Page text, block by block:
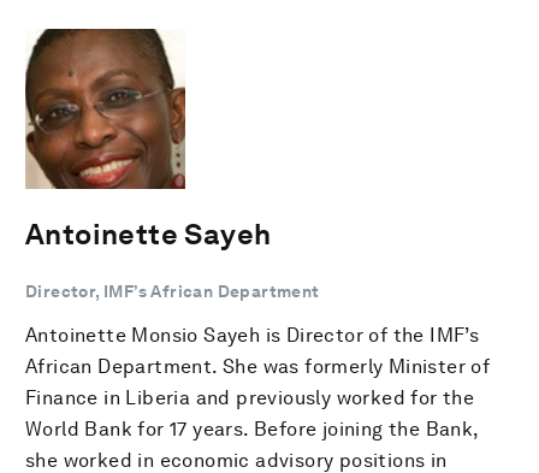
Antoinette Sayeh
Director, IMF’s African Department
Antoinette Monsio Sayeh is Director of the IMF’s
African Department. She was formerly Minister of
Finance in Liberia and previously worked for the
World Bank for 17 years. Before joining the Bank,
she worked in economic advisory positions in